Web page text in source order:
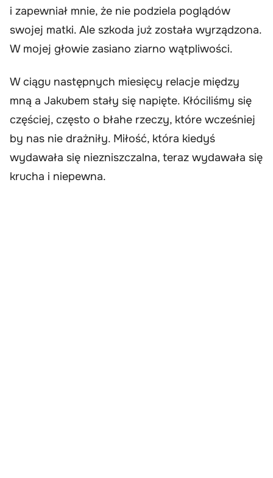
i zapewniał mnie, że nie podziela poglądów
swojej matki. Ale szkoda już została wyrządzona.
W mojej głowie zasiano ziarno wątpliwości.
W ciągu następnych miesięcy relacje między
mną a Jakubem stały się napięte. Kłóciliśmy się
częściej, często o błahe rzeczy, które wcześniej
by nas nie drażniły. Miłość, która kiedyś
wydawała się niezniszczalna, teraz wydawała się
krucha i niepewna.